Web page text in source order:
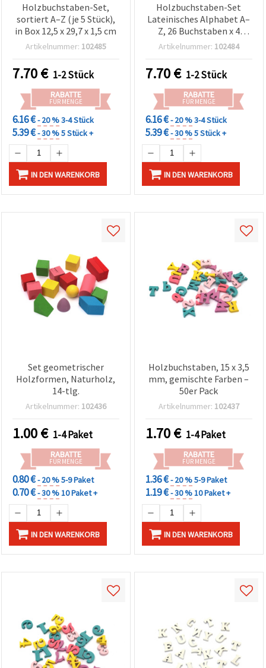
Holzbuchstaben-Set,
sortiert A–Z (je 5 Stück),
in Box 12,5 x 29,7 x 1,5 cm
Artikelnummer: 102485
7.70€ 1-2 Stück
RABATTE
FÜR MENGE
6.16 €- 20 %3-4 Stück
5.39 €- 30 %5 Stück +
IN DEN WARENKORB
Holzbuchstaben-Set
Lateinisches Alphabet A–
Z, 26 Buchstaben x 4
Stück, wimpelförmig mit
Aufbewahrungsbox 23 x
19 x 1,5 cm
Artikelnummer: 102484
7.70€ 1-2 Stück
RABATTE
FÜR MENGE
6.16 €- 20 %3-4 Stück
5.39 €- 30 %5 Stück +
IN DEN WARENKORB
Set geometrischer
Holzformen, Naturholz,
14-tlg.
Artikelnummer: 102436
1.00€ 1-4 Paket
RABATTE
FÜR MENGE
0.80 €- 20 %5-9 Paket
0.70 €- 30 %10 Paket +
IN DEN WARENKORB
Holzbuchstaben, 15 x 3,5
mm, gemischte Farben –
50er Pack
Artikelnummer: 102437
1.70€ 1-4 Paket
RABATTE
FÜR MENGE
1.36 €- 20 %5-9 Paket
1.19 €- 30 %10 Paket +
IN DEN WARENKORB